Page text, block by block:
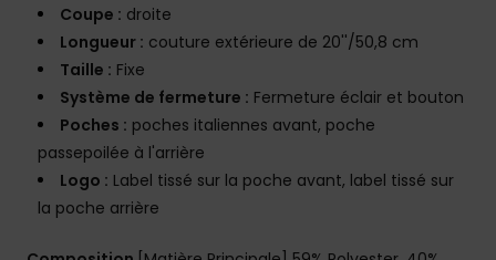
Coupe : droite
Longueur : couture extérieure de 20''/50,8 cm
Taille : Fixe
Système de fermeture : Fermeture éclair et bouton
Poches : poches italiennes avant, poche
passepoilée à l'arrière
Logo : Label tissé sur la poche avant, label tissé sur
la poche arrière